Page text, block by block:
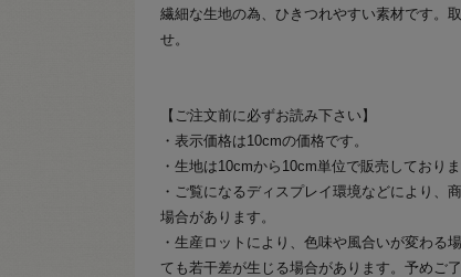
繊細な生地の為、ひきつれやすい素材です。
せ。
【ご注文前に必ずお読み下さい】
・表示価格は10cmの価格です。
・生地は10cmから10cm単位で販売しておりま
・ご覧になるディスプレイ環境などにより、
場合があります。
・生産ロットにより、色味や風合いが変わる
ても若干差が生じる場合があります。予めご